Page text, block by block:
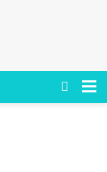
Cerca